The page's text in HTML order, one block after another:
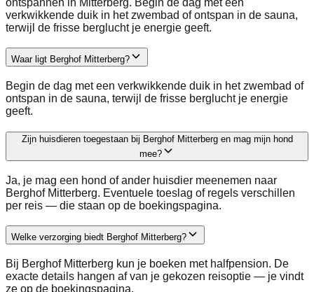
ontspannen in Mitterberg. Begin de dag met een
verkwikkende duik in het zwembad of ontspan in de sauna,
terwijl de frisse berglucht je energie geeft.
Waar ligt Berghof Mitterberg?
Begin de dag met een verkwikkende duik in het zwembad of
ontspan in de sauna, terwijl de frisse berglucht je energie
geeft.
Zijn huisdieren toegestaan bij Berghof Mitterberg en mag mijn hond
mee?
Ja, je mag een hond of ander huisdier meenemen naar
Berghof Mitterberg. Eventuele toeslag of regels verschillen
per reis — die staan op de boekingspagina.
Welke verzorging biedt Berghof Mitterberg?
Bij Berghof Mitterberg kun je boeken met halfpension. De
exacte details hangen af van je gekozen reisoptie — je vindt
ze op de boekingspagina.